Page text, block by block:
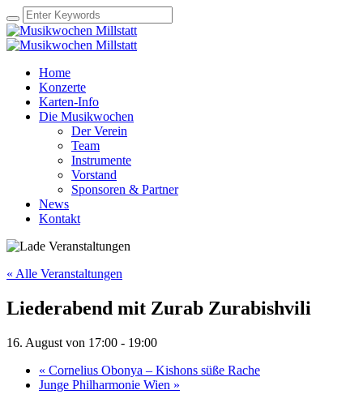
Home
Konzerte
Karten-Info
Die Musikwochen
Der Verein
Team
Instrumente
Vorstand
Sponsoren & Partner
News
Kontakt
« Alle Veranstaltungen
Liederabend mit Zurab Zurabishvili
16. August von 17:00 - 19:00
« Cornelius Obonya – Kishons süße Rache
Junge Philharmonie Wien »